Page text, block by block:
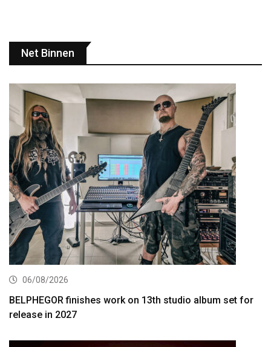
Net Binnen
06/08/2026
BELPHEGOR finishes work on 13th studio album set for
release in 2027